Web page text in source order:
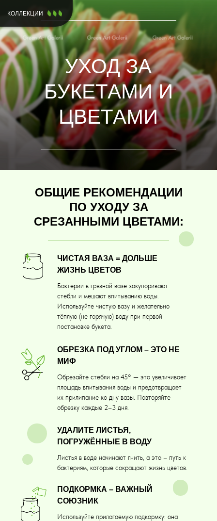
КОЛЛЕКЦИИ
УХОД ЗА
БУКЕТАМИ И
ЦВЕТАМИ
ОБЩИЕ РЕКОМЕНДАЦИИ
ПО УХОДУ ЗА
СРЕЗАННЫМИ ЦВЕТАМИ:
Бактерии в грязной вазе закупоривают
стебли и мешают впитыванию воды.
Используйте чистую вазу и желательно
тёплую (не горячую) воду при первой
постановке букета.
ЧИСТАЯ ВАЗА = ДОЛЬШЕ
ЖИЗНЬ ЦВЕТОВ
Обрезайте стебли на 45° — это увеличивает
площадь впитывания воды и предотвращает
их прилипание ко дну вазы. Повторяйте
обрезку каждые 2–3 дня.
ОБРЕЗКА ПОД УГЛОМ – ЭТО НЕ
МИФ
ПОДКОРМКА – ВАЖНЫЙ
СОЮЗНИК
Используйте прилагаемую подкормку: она
УДАЛИТЕ ЛИСТЬЯ,
ПОГРУЖЁННЫЕ В ВОДУ
Листья в воде начинают гнить, а это – путь к
бактериям, которые сокращают жизнь цветов.